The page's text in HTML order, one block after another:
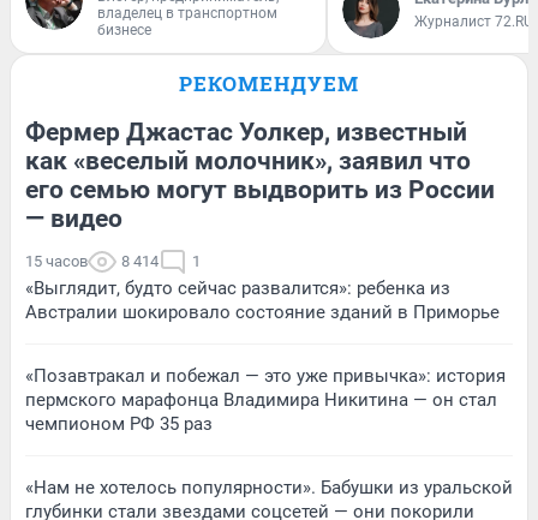
владелец в транспортном
бизнесе
Журналист 72.RU
РЕКОМЕНДУЕМ
Фермер Джастас Уолкер, известный
как «веселый молочник», заявил что
его семью могут выдворить из России
— видео
15 часов 8 414 1
«Выглядит, будто сейчас развалится»: ребенка из
Австралии шокировало состояние зданий в Приморье
«Позавтракал и побежал — это уже привычка»: история
пермского марафонца Владимира Никитина — он стал
чемпионом РФ 35 раз
«Нам не хотелось популярности». Бабушки из уральской
глубинки стали звездами соцсетей — они покорили